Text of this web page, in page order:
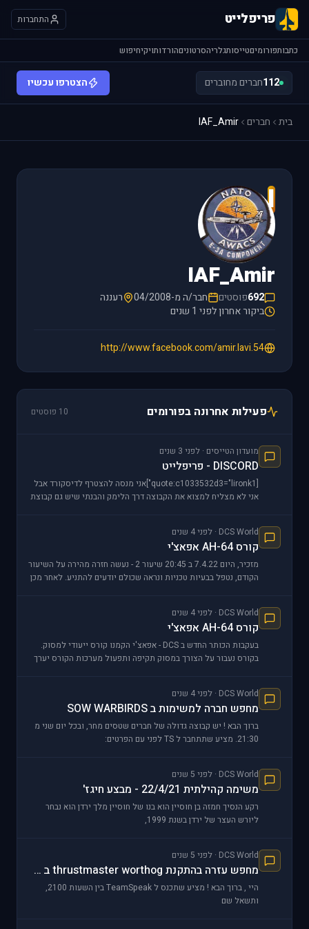
פריפלייט התחברות
כתבותפורומיםטייסותגלריהסרטוניםהורדותויקיחיפוש
112חברים מחוברים הצטרפו עכשיו
בית חברים IAF_Amir
I
IAF_Amir
692פוסטים חבר/ה מ-04/2008
רעננה
ביקור אחרון לפני 1 שנים
http://www.facebook.com/amir.lavi.54
פעילות אחרונה בפורומים 10 פוסטים
מועדון הטייסים · לפני 3 שנים
DISCORD - פריפלייט
[quote:c1033532d3="lironk1"]אני מנסה להצטרף לדיסקורד אבל
אני לא מצליח למצוא את הקבוצה דרך הלימק והבנתי שיש גם קבוצת
DCS World · לפני 4 שנים
קורס AH-64 אפאצ'י
מזכיר, היום 7.4.22 ב 20:45 שיעור 2 - נעשה חזרה מהירה על השיעור
הקודם, נטפל בבעיות טכניות ונראה שכולם יודעים להתניע. לאחר מכן
DCS World · לפני 4 שנים
קורס AH-64 אפאצ'י
בעקבות הכותר החדש ב DCS - אפאצ'י הקמנו קורס ייעודי למסוק.
בקורס נעבור על הצורך במסוק תקיפה ותפעול מערכות הקורס יערך
DCS World · לפני 4 שנים
מחפש חברה למשימות ב SOW WARBIRDS
ברוך הבא ! יש קבוצה גדולה של חברים שטסים מחר, ובכל יום שני מ
21:30. מציע שתתחבר ל TS לפני עם הפרטים:
DCS World · לפני 5 שנים
משימה קהילתית 22/4/21 - מבצע חיגז'
רקע הנסיך חמזה בן חוסיין הוא בנו של חוסיין מלך ירדן הוא נבחר
ליורש העצר של ירדן בשנת 1999,
DCS World · לפני 5 שנים
מחפש עזרה בהתקנת thrustmaster worthog ב DCS
היי , ברוך הבא ! מציע שתכנס ל TeamSpeak בין השעות 2100,
ותשאל שם